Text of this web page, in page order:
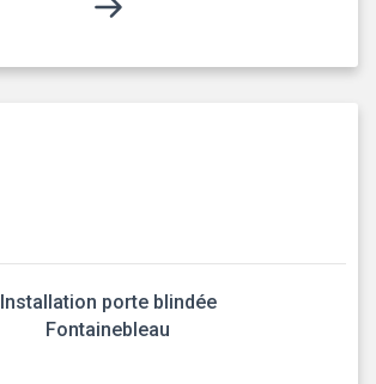
Installation porte blindée
Fontainebleau